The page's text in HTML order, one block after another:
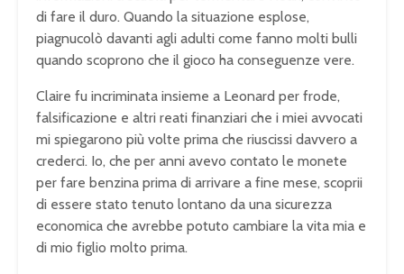
di fare il duro. Quando la situazione esplose,
piagnucolò davanti agli adulti come fanno molti bulli
quando scoprono che il gioco ha conseguenze vere.
Claire fu incriminata insieme a Leonard per frode,
falsificazione e altri reati finanziari che i miei avvocati
mi spiegarono più volte prima che riuscissi davvero a
crederci. Io, che per anni avevo contato le monete
per fare benzina prima di arrivare a fine mese, scoprii
di essere stato tenuto lontano da una sicurezza
economica che avrebbe potuto cambiare la vita mia e
di mio figlio molto prima.